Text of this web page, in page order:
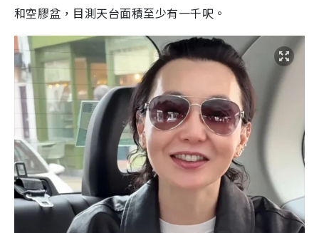
和空膠盆，目測天台面積至少有一千呎。